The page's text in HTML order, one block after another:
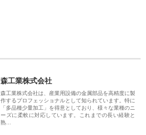
森工業株式会社
森工業株式会社は、産業用設備の金属部品を高精度に製
作するプロフェッショナルとして知られています。特に
「多品種少量加工」を得意としており、様々な業種のニ
ーズに柔軟に対応しています。これまでの長い経験と
熟…